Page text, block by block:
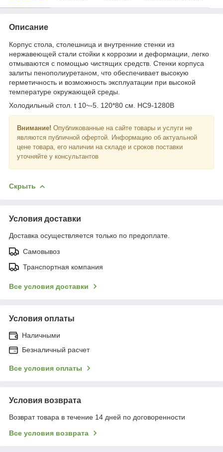
Описание
Корпус стола, столешница и внутренние стенки из
нержавеющей стали стойки к коррозии и деформации, легко
отмываются с помощью чистящих средств. Стенки корпуса
залиты пенополиуретаном, что обеспечивает высокую
герметичность и возможность эксплуатации при высокой
температуре окружающей среды.
Холодильный стол. t 10~-5. 120*80 см. HC9-1280B
Внимание! Опубликованные на сайте товары и услуги не
являются публичной офертой. Информацию об актуальной
цене товара, его наличии на складе и сроков поставки
уточняйте у консультантов
Скрыть
Условия доставки
Доставка осуществляется только по предоплате.
Самовывоз
Транспортная компания
Все условия доставки
Условия оплаты
Наличными
Безналичный расчет
Все условия оплаты
Условия возврата
Возврат товара в течение 14 дней по договоренности
Все условия возврата